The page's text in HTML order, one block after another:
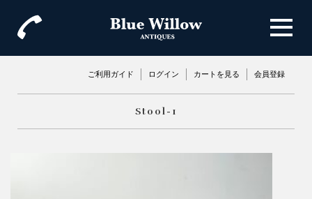
ご利用ガイド ログイン カートを見る 会員登録
Stool-1